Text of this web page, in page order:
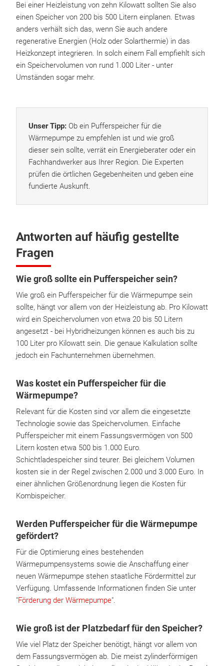
Bei einer Heizleistung von zehn Kilowatt sollten Sie also
einen Speicher von 200 bis 500 Litern einplanen. Etwas
anders verhält sich das, wenn Sie auch andere
regenerative Energien (Holz oder Solarthermie) in das
Heizkonzept integrieren. In solch einem Fall empfiehlt sich
ein Speichervolumen von rund 1.000 Liter - unter
Umständen sogar mehr.
Unser Tipp: Ob ein Pufferspeicher für die
Wärmepumpe zu empfehlen ist und wie groß
dieser sein sollte, verrät ein Energieberater oder ein
Fachhandwerker aus Ihrer Region. Die Experten
prüfen die örtlichen Gegebenheiten und geben eine
fundierte Auskunft.
Antworten auf häufig gestellte
Fragen
Wie groß sollte ein Pufferspeicher sein?
Wie groß ein Pufferspeicher für die Wärmepumpe sein
sollte, hängt vor allem von der Heizleistung ab. Pro Kilowatt
wird ein Speichervolumen von etwa 20 bis 50 Litern
angesetzt - bei Hybridheizungen können es auch bis zu
100 Liter pro Kilowatt sein. Die genaue Kalkulation sollte
jedoch ein Fachunternehmen übernehmen.
Was kostet ein Pufferspeicher für die
Wärmepumpe?
Relevant für die Kosten sind vor allem die eingesetzte
Technologie sowie das Speichervolumen. Einfache
Pufferspeicher mit einem Fassungsvermögen von 500
Litern kosten etwa 500 bis 1.000 Euro.
Schichtladespeicher sind teurer. Bei gleichem Volumen
kosten sie in der Regel zwischen 2.000 und 3.000 Euro. In
einer ähnlichen Größenordnung liegen die Kosten für
Kombispeicher.
Werden Pufferspeicher für die Wärmepumpe
gefördert?
Für die Optimierung eines bestehenden
Wärmepumpensystems sowie die Anschaffung einer
neuen Wärmepumpe stehen staatliche Fördermittel zur
Verfügung. Umfassende Informationen finden Sie unter
"Förderung der Wärmepumpe".
Wie groß ist der Platzbedarf für den Speicher?
Wie viel Platz der Speicher benötigt, hängt vor allem von
dem Fassungsvermögen ab. Die meist zylinderförmigen